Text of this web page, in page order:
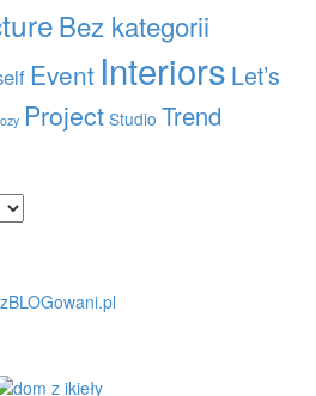
Bez kategorii
Event Interiors Let’s
Project Studio Trend